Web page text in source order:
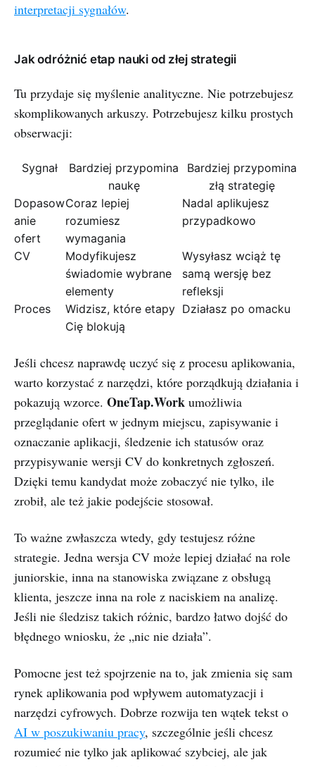
interpretacji sygnałów.
Jak odróżnić etap nauki od złej strategii
Tu przydaje się myślenie analityczne. Nie potrzebujesz
skomplikowanych arkuszy. Potrzebujesz kilku prostych
obserwacji:
Sygnał
Bardziej przypomina
naukę
Bardziej przypomina
złą strategię
Dopasow
anie
ofert
Coraz lepiej
rozumiesz
wymagania
Nadal aplikujesz
przypadkowo
CV
Modyfikujesz
świadomie wybrane
elementy
Wysyłasz wciąż tę
samą wersję bez
refleksji
Proces
Widzisz, które etapy
Cię blokują
Działasz po omacku
Jeśli chcesz naprawdę uczyć się z procesu aplikowania,
warto korzystać z narzędzi, które porządkują działania i
pokazują wzorce. OneTap.Work umożliwia
przeglądanie ofert w jednym miejscu, zapisywanie i
oznaczanie aplikacji, śledzenie ich statusów oraz
przypisywanie wersji CV do konkretnych zgłoszeń.
Dzięki temu kandydat może zobaczyć nie tylko, ile
zrobił, ale też jakie podejście stosował.
To ważne zwłaszcza wtedy, gdy testujesz różne
strategie. Jedna wersja CV może lepiej działać na role
juniorskie, inna na stanowiska związane z obsługą
klienta, jeszcze inna na role z naciskiem na analizę.
Jeśli nie śledzisz takich różnic, bardzo łatwo dojść do
błędnego wniosku, że „nic nie działa”.
Pomocne jest też spojrzenie na to, jak zmienia się sam
rynek aplikowania pod wpływem automatyzacji i
narzędzi cyfrowych. Dobrze rozwija ten wątek tekst o
AI w poszukiwaniu pracy, szczególnie jeśli chcesz
rozumieć nie tylko jak aplikować szybciej, ale jak